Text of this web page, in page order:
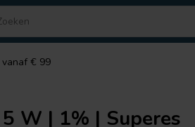
vanaf € 99
W | 1% | Superes